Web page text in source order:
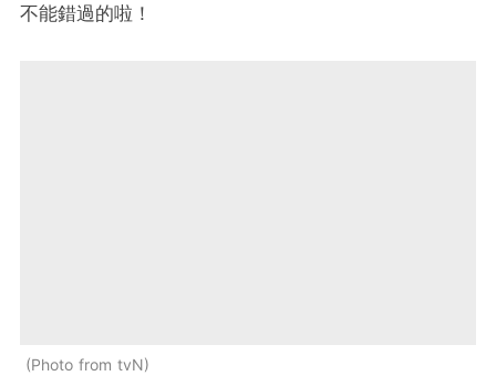
不能錯過的啦！
Photo from tvN